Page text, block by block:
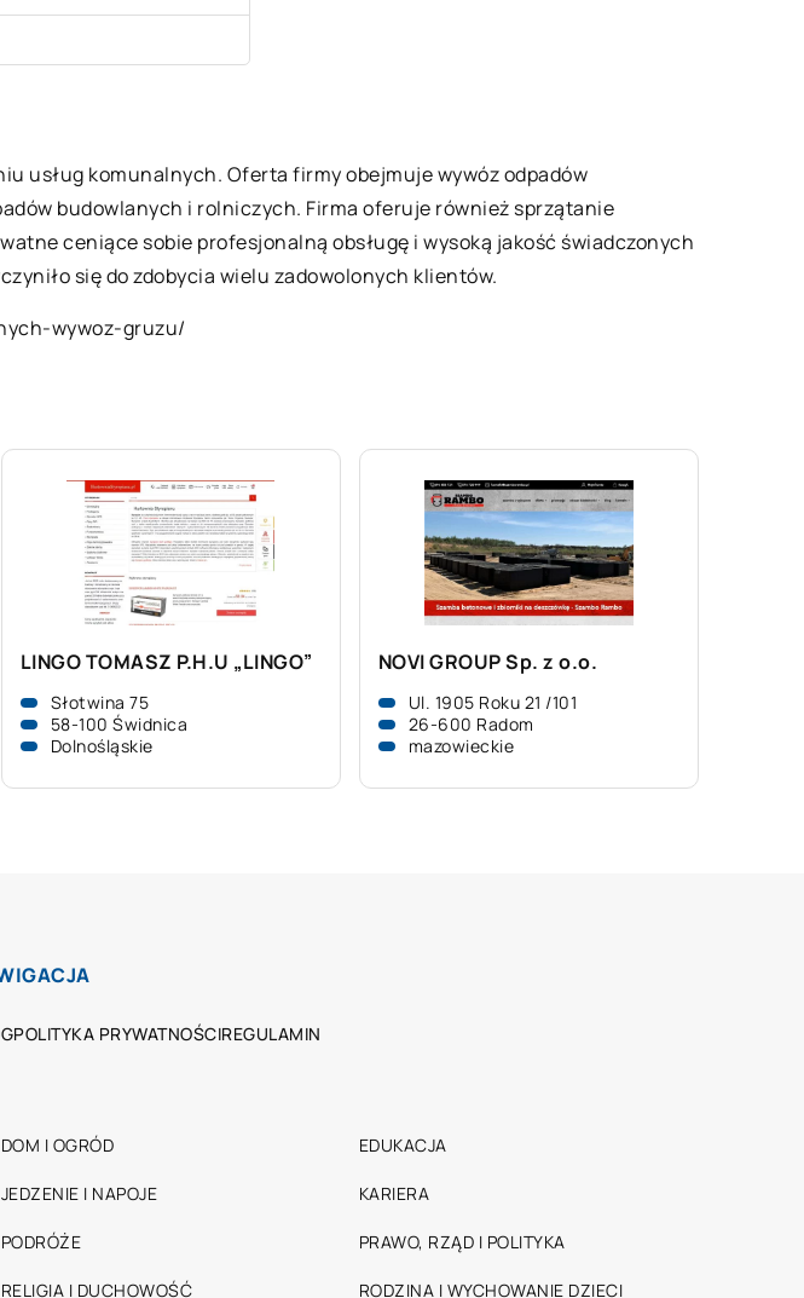
usług komunalnych. Oferta firmy obejmuje wywóz odpadów
budowlanych i rolniczych. Firma oferuje również sprzątanie
ceniące sobie profesjonalną obsługę i wysoką jakość świadczonych
się do zdobycia wielu zadowolonych klientów.
wywoz-gruzu/
LINGO TOMASZ P.H.U „LINGO”
Słotwina 75
58-100 Świdnica
Dolnośląskie
NOVI GROUP Sp. z o.o.
Ul. 1905 Roku 21 /101
26-600 Radom
mazowieckie
POLITYKA PRYWATNOŚCIREGULAMIN
DOM I OGRÓD EDUKACJA
JEDZENIE I NAPOJE KARIERA
PODRÓŻE PRAWO, RZĄD I POLITYKA
RELIGIA I DUCHOWOŚĆ RODZINA I WYCHOWANIE DZIECI